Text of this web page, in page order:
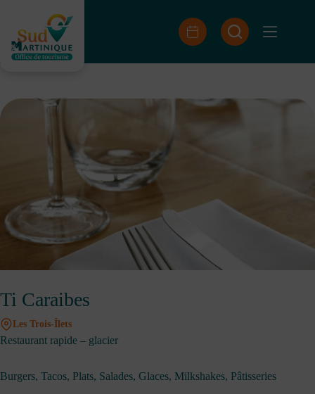
contenu
Ti Caraibes
Les Trois-Îlets
Restaurant rapide – glacier
Burgers, Tacos, Plats, Salades, Glaces, Milkshakes, Pâtisseries